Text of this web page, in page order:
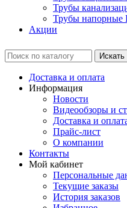
Трубы
Трубы
Акции
Доставка и оплата
Информация
Новости
Видеообзоры и
Доставка и
Прайс-лист
О компании
Контакты
Мой кабинет
Персональные
Текущие заказы
История заказов